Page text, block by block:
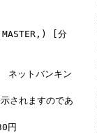
[分
ネットバンキン
されますのであ
円